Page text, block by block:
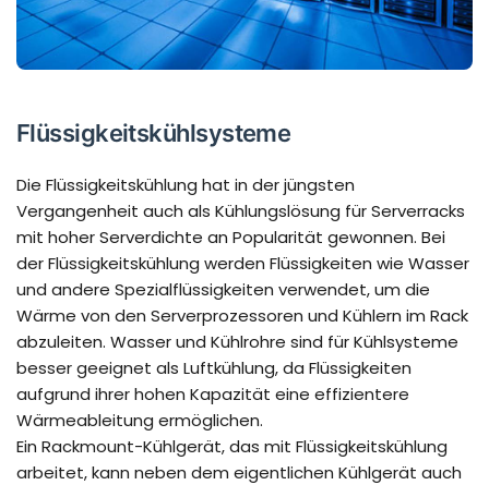
Flüssigkeitskühlsysteme
Die Flüssigkeitskühlung hat in der jüngsten
Vergangenheit auch als Kühlungslösung für Serverracks
mit hoher Serverdichte an Popularität gewonnen. Bei
der Flüssigkeitskühlung werden Flüssigkeiten wie Wasser
und andere Spezialflüssigkeiten verwendet, um die
Wärme von den Serverprozessoren und Kühlern im Rack
abzuleiten. Wasser und Kühlrohre sind für Kühlsysteme
besser geeignet als Luftkühlung, da Flüssigkeiten
aufgrund ihrer hohen Kapazität eine effizientere
Wärmeableitung ermöglichen.
Ein Rackmount-Kühlgerät, das mit Flüssigkeitskühlung
arbeitet, kann neben dem eigentlichen Kühlgerät auch